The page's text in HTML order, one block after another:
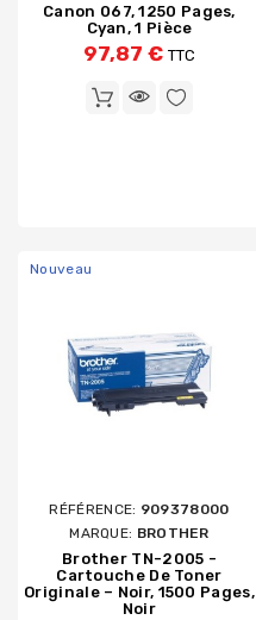
Canon 067, 1250 Pages,
Cyan, 1 Pièce
97,87 € TTC
Nouveau
RÉFÉRENCE: 909378000
MARQUE: BROTHER
Brother TN-2005 -
Cartouche De Toner
Originale – Noir, 1500 Pages,
Noir